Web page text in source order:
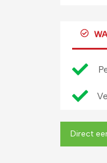
Direct